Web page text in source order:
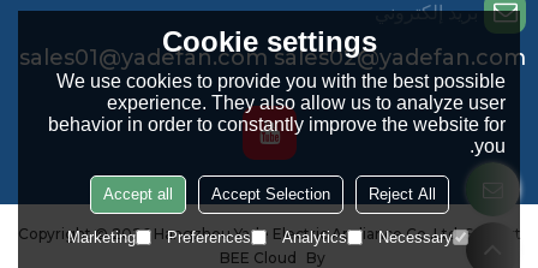
بريد إلكتروني
sales01@yadefan.com sales02@yadefan.com
Copyright © 2026 Hangzhou Yade Electric Appliance Co.,Ltd.Support
By
BEE Cloud
Cookie settings
We use cookies to provide you with the best possible
experience. They also allow us to analyze user
behavior in order to constantly improve the website for
you.
Reject All
Accept Selection
Accept all
Necessary
Analytics
Preferences
Marketing